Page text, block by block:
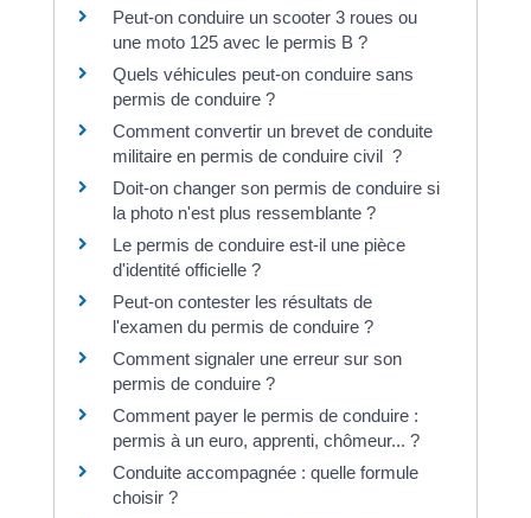
Peut-on conduire un scooter 3 roues ou
une moto 125 avec le permis B ?
Quels véhicules peut-on conduire sans
permis de conduire ?
Comment convertir un brevet de conduite
militaire en permis de conduire civil ?
Doit-on changer son permis de conduire si
la photo n'est plus ressemblante ?
Le permis de conduire est-il une pièce
d'identité officielle ?
Peut-on contester les résultats de
l'examen du permis de conduire ?
Comment signaler une erreur sur son
permis de conduire ?
Comment payer le permis de conduire :
permis à un euro, apprenti, chômeur... ?
Conduite accompagnée : quelle formule
choisir ?